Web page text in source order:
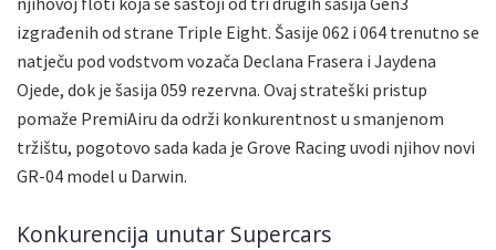
izgrađenih od strane Triple Eight. Šasije 062 i 064 trenutno se
natječu pod vodstvom vozača Declana Frasera i Jaydena
Ojede, dok je šasija 059 rezervna. Ovaj strateški pristup
pomaže PremiAiru da održi konkurentnost u smanjenom
tržištu, pogotovo sada kada je Grove Racing uvodi njihov novi
GR-04 model u Darwin.
Konkurencija unutar Supercars